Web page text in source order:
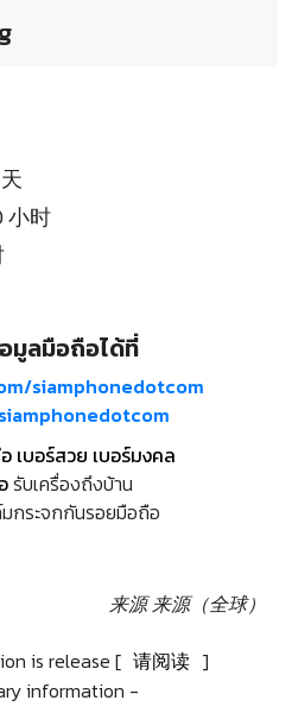
小时
มูลมือถือได้ที่
siamphonedotcom
เบอร์สวย เบอร์มงคล
รับเครื่องถึงบ้าน
กระจกกันรอยมือถือ
来源 来源（全球）
is release [ 请阅读 ]
information -